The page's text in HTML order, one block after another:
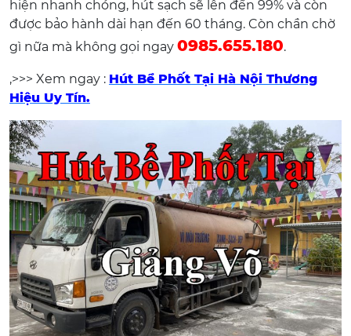
hiện nhanh chóng, hút sạch sẽ lên đến 99% và còn
được bảo hành dài hạn đến 60 tháng. Còn chần chờ
gì nữa mà không gọi ngay 0985.655.180.
,>>> Xem ngay : Hút Bể Phốt Tại Hà Nội Thương
Hiệu Uy Tín.